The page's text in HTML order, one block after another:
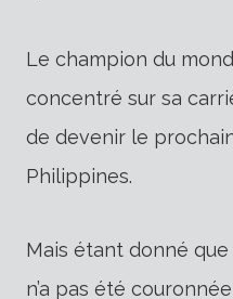
Le champion du
concentré sur sa
de devenir le
Philippines.
Mais étant donné
n’a pas été